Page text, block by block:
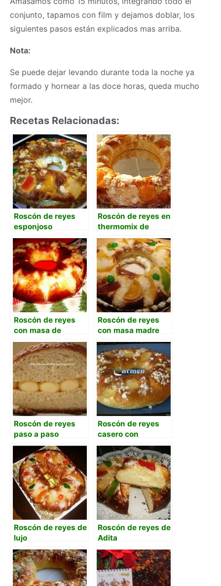
conjunto, tapamos con film y dejamos doblar, los
siguientes pasos están explicados mas arriba.
Nota:
Se puede dejar levando durante toda la noche ya
formado y hornear a las doce horas, queda mucho
mejor.
Recetas Relacionadas:
Roscón de reyes
esponjoso
Roscón de reyes en
thermomix de
Mafalda
Roscón de reyes
con masa de
arranque
Roscón de reyes
con masa madre
Roscón de reyes
paso a paso
Roscón de reyes
casero con
levadura fresca
Roscón de reyes de
lujo
Roscón de reyes de
Adita